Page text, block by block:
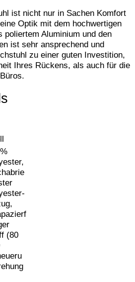
ist nicht nur in Sachen Komfort
Optik mit dem hochwertigen
poliertem Aluminium und den
ist sehr ansprechend und
zu einer guten Investition,
Ihres Rückens, als auch für die
(80